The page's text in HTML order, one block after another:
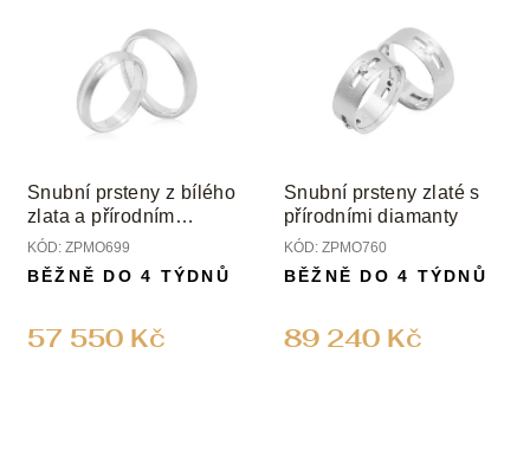
Snubní prsteny z bílého
zlata a přírodním
diamantem
KÓD: ZPMO699
57 550 Kč
BĚŽNĚ DO 4 TÝDNŮ
Snubní prsteny zlaté s
přírodními diamanty
KÓD: ZPMO760
89 240 Kč
BĚŽNĚ DO 4 TÝDNŮ